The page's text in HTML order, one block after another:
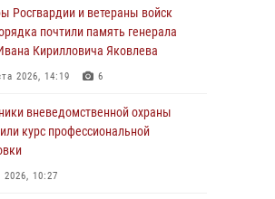
2026, 11:36
Росгвардии уничтожили
и разведывательные беспилотники
2026, 09:05
обеспечила безопасность
на праздновании Дня ВДВ в
Росгвардии и ветераны войск
почтили память генерала
Кирилловича Яковлева
2026, 14:19 6
вневедомственной охраны
курс профессиональной
10:27